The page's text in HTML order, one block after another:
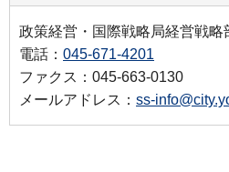
政策経営・国際戦略局経営戦略
電話： 045-671-4201
ファクス：045-663-0130
メールアドレス： ss-